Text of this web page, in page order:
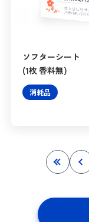
ソフターシート
(1枚 香料無)
消耗品